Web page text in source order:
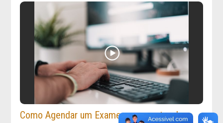
Como Agendar um Exame para o setor de